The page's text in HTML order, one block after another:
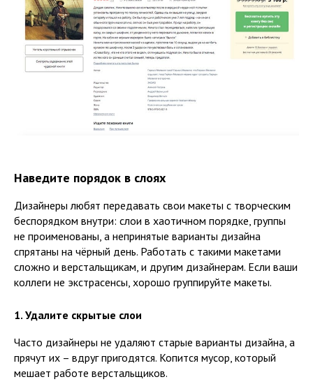
Наведите порядок в слоях
Дизайнеры любят передавать свои макеты с творческим
беспорядком внутри: слои в хаотичном порядке, группы
не проименованы, а непринятые варианты дизайна
спрятаны на чёрный день. Работать с такими макетами
сложно и верстальщикам, и другим дизайнерам. Если ваши
коллеги не экстрасенсы, хорошо группируйте макеты.
1. Удалите скрытые слои
Часто дизайнеры не удаляют старые варианты дизайна, а
прячут их – вдруг пригодятся. Копится мусор, который
мешает работе верстальщиков.